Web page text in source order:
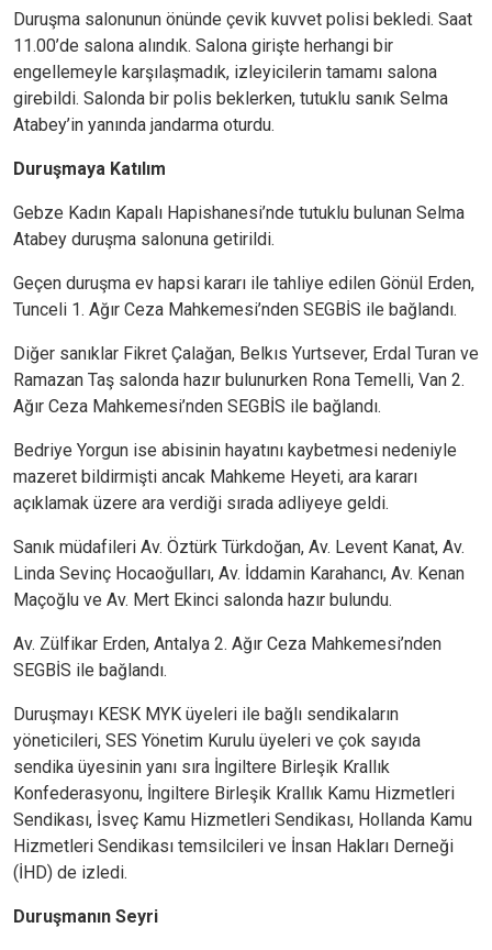
Duruşma salonunun önünde çevik kuvvet polisi bekledi. Saat
11.00’de salona alındık. Salona girişte herhangi bir
engellemeyle karşılaşmadık, izleyicilerin tamamı salona
girebildi. Salonda bir polis beklerken, tutuklu sanık Selma
Atabey’in yanında jandarma oturdu.
Duruşmaya Katılım
Gebze Kadın Kapalı Hapishanesi’nde tutuklu bulunan Selma
Atabey duruşma salonuna getirildi.
Geçen duruşma ev hapsi kararı ile tahliye edilen Gönül Erden,
Tunceli 1. Ağır Ceza Mahkemesi’nden SEGBİS ile bağlandı.
Diğer sanıklar Fikret Çalağan, Belkıs Yurtsever, Erdal Turan ve
Ramazan Taş salonda hazır bulunurken Rona Temelli, Van 2.
Ağır Ceza Mahkemesi’nden SEGBİS ile bağlandı.
Bedriye Yorgun ise abisinin hayatını kaybetmesi nedeniyle
mazeret bildirmişti ancak Mahkeme Heyeti, ara kararı
açıklamak üzere ara verdiği sırada adliyeye geldi.
Sanık müdafileri Av. Öztürk Türkdoğan, Av. Levent Kanat, Av.
Linda Sevinç Hocaoğulları, Av. İddamin Karahancı, Av. Kenan
Maçoğlu ve Av. Mert Ekinci salonda hazır bulundu.
Av. Zülfikar Erden, Antalya 2. Ağır Ceza Mahkemesi’nden
SEGBİS ile bağlandı.
Duruşmayı KESK MYK üyeleri ile bağlı sendikaların
yöneticileri, SES Yönetim Kurulu üyeleri ve çok sayıda
sendika üyesinin yanı sıra İngiltere Birleşik Krallık
Konfederasyonu, İngiltere Birleşik Krallık Kamu Hizmetleri
Sendikası, İsveç Kamu Hizmetleri Sendikası, Hollanda Kamu
Hizmetleri Sendikası temsilcileri ve İnsan Hakları Derneği
(İHD) de izledi.
Duruşmanın Seyri